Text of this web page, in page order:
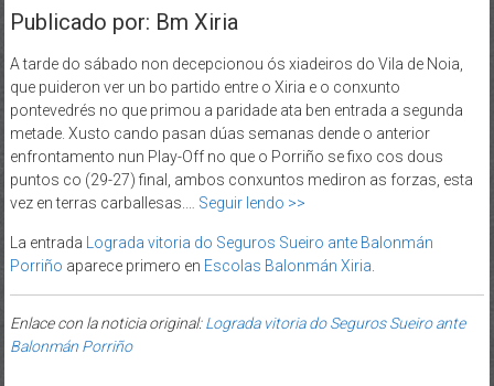
Publicado por: Bm Xiria
A tarde do sábado non decepcionou ós xiadeiros do Vila de Noia,
que puideron ver un bo partido entre o Xiria e o conxunto
pontevedrés no que primou a paridade ata ben entrada a segunda
metade. Xusto cando pasan dúas semanas dende o anterior
enfrontamento nun Play-Off no que o Porriño se fixo cos dous
puntos co (29-27) final, ambos conxuntos mediron as forzas, esta
vez en terras carballesas.… Seguir lendo >>
La entrada Lograda vitoria do Seguros Sueiro ante Balonmán
Porriño aparece primero en Escolas Balonmán Xiria.
Enlace con la noticia original:Lograda vitoria do Seguros Sueiro ante
Balonmán Porriño